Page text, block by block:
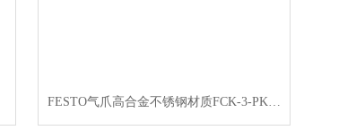
FESTO气爪高合金不锈钢材质FCK-3-PK-4-KU